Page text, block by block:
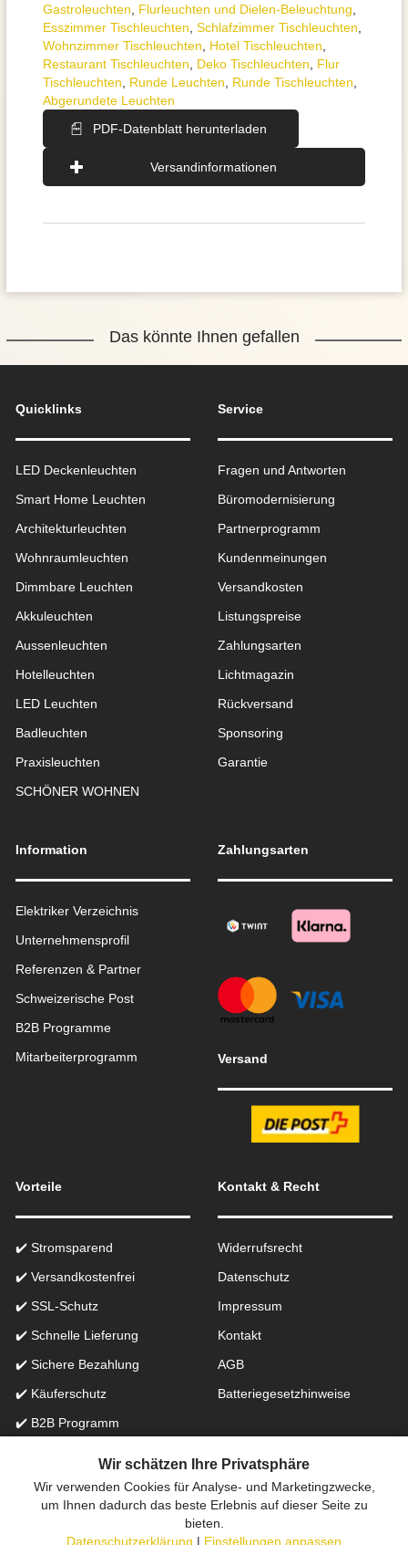
Gastroleuchten
Flurleuchten und Dielen-Beleuchtung
Esszimmer Tischleuchten Schlafzimmer Tischleuchten
Wohnzimmer Tischleuchten
Hotel Tischleuchten
Restaurant Tischleuchten
Deko Tischleuchten
Flur
Tischleuchten
Runde Leuchten Runde Tischleuchten
Abgerundete Leuchten
PDF-Datenblatt herunterladen
Versandinformationen
Das könnte Ihnen gefallen
Quicklinks
LED Deckenleuchten
Smart Home Leuchten
Architekturleuchten
Wohnraum­leuchten
Dimmbare Leuchten
Akkuleuchten
Aussen­leuchten
Hotelleuchten
LED Leuchten
Badleuchten
Praxisleuchten
SCHÖNER WOHNEN
Service
Fragen und Antworten
Büromodernisierung
Partnerprogramm
Kundenmeinungen
Versandkosten
Listungspreise
Zahlungsarten
Lichtmagazin
Rückversand
Sponsoring
Garantie
Information
Elektriker Verzeichnis
Unternehmensprofil
Referenzen & Partner
Schweizerische Post
B2B Programme
Mitarbeiterprogramm
Zahlungsarten
Versand
Vorteile
✔️ Stromsparend
✔️ Versandkostenfrei
✔️ SSL-Schutz
✔️ Schnelle Lieferung
✔️ Sichere Bezahlung
✔️ Käuferschutz
✔️ B2B Programm
Kontakt & Recht
Widerrufsrecht
Datenschutz
Impressum
Kontakt
AGB
Batteriegesetzhinweise
Onlinefachhandel in der Schweiz für Beleuchtung seit 2012 |
Erstellt mit
peleides.io
Wir schätzen Ihre Privatsphäre
Wir verwenden Cookies für Analyse- und Marketingzwecke,
um Ihnen dadurch das beste Erlebnis auf dieser Seite zu
bieten.
Datenschutzerklärung | Einstellungen anpassen